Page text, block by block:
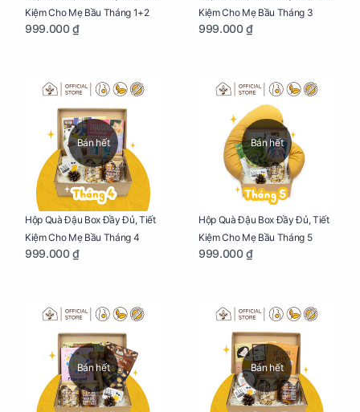
Kiệm Cho Mẹ Bầu Tháng 1+2
999.000 ₫
Kiệm Cho Mẹ Bầu Tháng 3
999.000 ₫
Bán hết
Hộp Quà Đậu Box Đầy Đủ, Tiết
Kiệm Cho Mẹ Bầu Tháng 4
999.000 ₫
Bán hết
Hộp Quà Đậu Box Đầy Đủ, Tiết
Kiệm Cho Mẹ Bầu Tháng 5
999.000 ₫
Bán hết Bán hết